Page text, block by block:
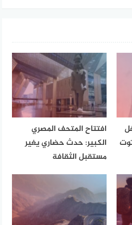
افتتاح المتحف المصري
الكبير: حدث حضاري يغير
مستقبل الثقافة